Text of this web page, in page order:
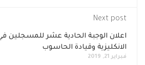
Next post
اعلان الوجبة الحادية عشر للمسجلين
الانكليزية وقيادة الحاسوب
فبراير 21, 2019